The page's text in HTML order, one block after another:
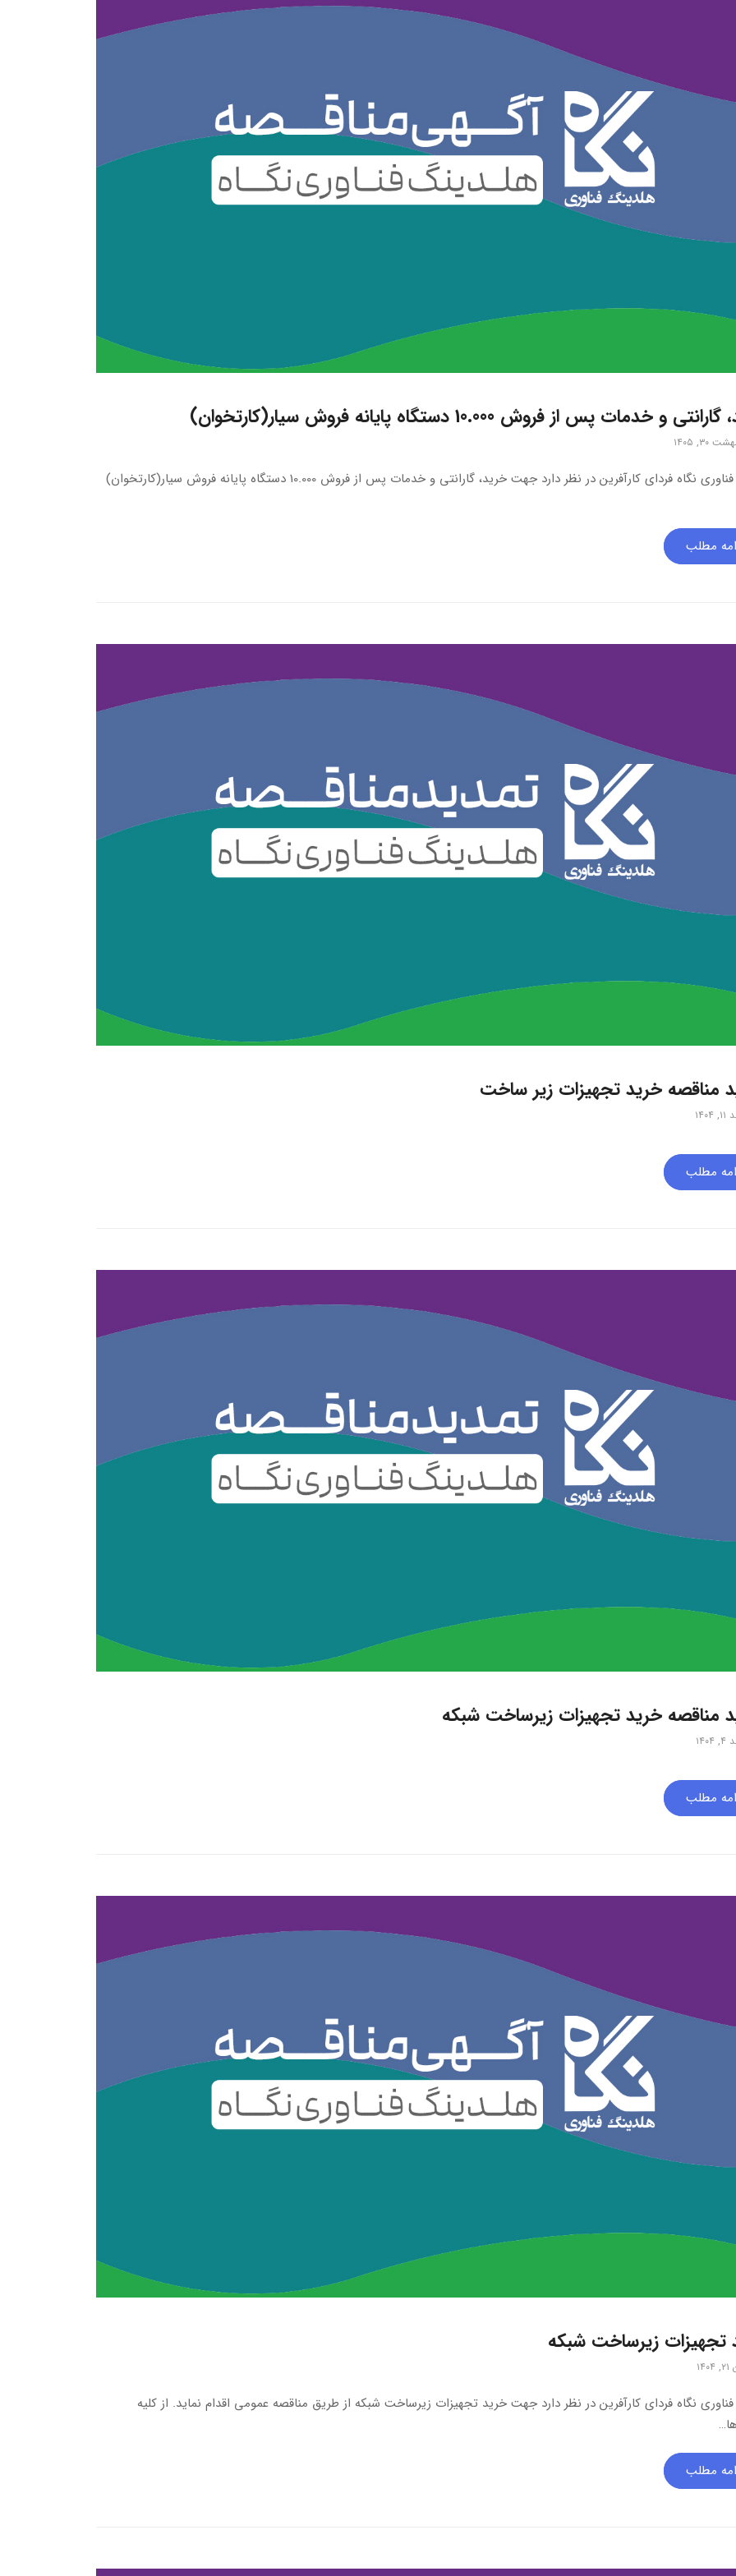
و خدمات پس از فروش 10.000 دستگاه پایانه فروش سیار(کارتخوان)
۳۰, ۱۴۰۵
شرکت فناوری نگاه فردای کارآفرین در نظر دارد جهت خرید، گارانتی و خدمات پس از فروش 10.000 دستگاه پایانه فروش سیار(کارتخوان)
مطلب
مناقصه خرید تجهیزات زیر ساخت
مطلب
مناقصه خرید تجهیزات زیرساخت شبکه
مطلب
تجهیزات زیرساخت شبکه
نگاه فردای کارآفرین در نظر دارد جهت خرید تجهیزات زیرساخت شبکه از طریق مناقصه عمومی اقدام نماید. از کلیه
مطلب